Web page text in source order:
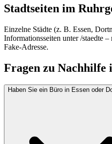
Stadtseiten im
Einzelne Städte (z. B. Essen,
Informationsseiten unter /staedte
Fake-Adresse.
Fragen zu Nachhilfe
Haben Sie ein Büro in Essen oder